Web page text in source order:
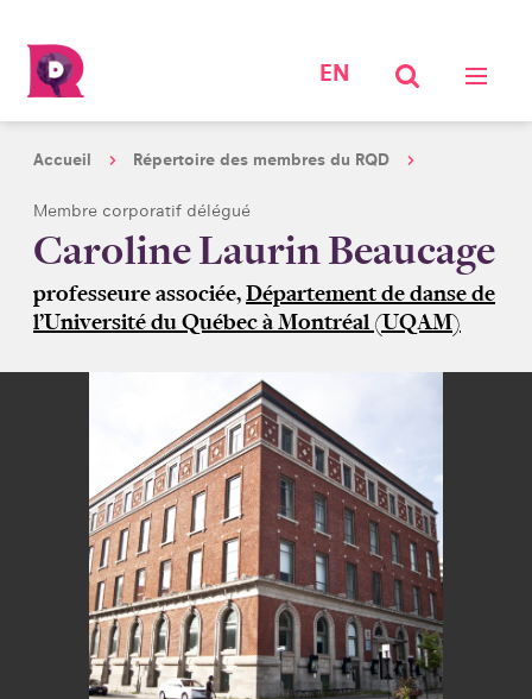
EN
Accueil Répertoire des membres du RQD
Membre corporatif délégué
Caroline Laurin Beaucage
professeure associée,Département de danse de
l’Université du Québec à Montréal (UQAM)